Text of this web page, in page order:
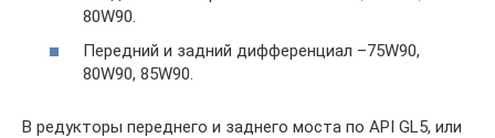
80W90.
Передний и задний дифференциал –75W90,
80W90, 85W90.
В редукторы переднего и заднего моста по API GL5, или